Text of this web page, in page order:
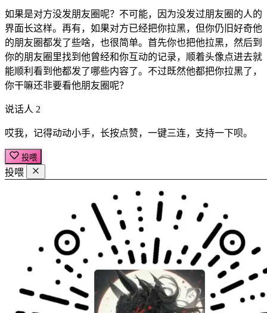
如果是对方没发朋友圈呢？不可能，因为没发过朋友圈的人的
界面长这样。再有，如果对方已经把你拉黑，但你仍旧好奇他
的朋友圈都发了些啥，也很简单。首先你也把他拉黑，然后到
你的朋友圈里找到他曾经和你互动的记录，顺着头像点进去就
能顺利看到他都发了哪些内容了。不过既然他都把你拉黑了，
你干嘛还非要看他朋友圈呢？
说话人 2
哎我，记得动动小手，长按点赞，一键三连，支持一下呗。
投喂
投喂